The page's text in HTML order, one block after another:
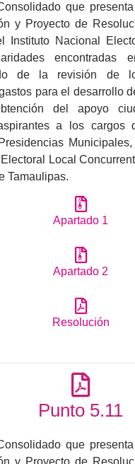
que
y Proyecto de
Instituto Nacional
encontradas
de la revisión de
para el desarrollo
del apoyo
a los cargos
Local
Tamaulipas.
Apartado 1
Apartado 2
Resolución
Punto 5.11
que